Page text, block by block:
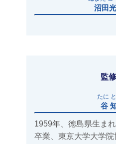
沼田
監
谷
たに
1959年、徳島県生ま
卒業、東京大学大学院